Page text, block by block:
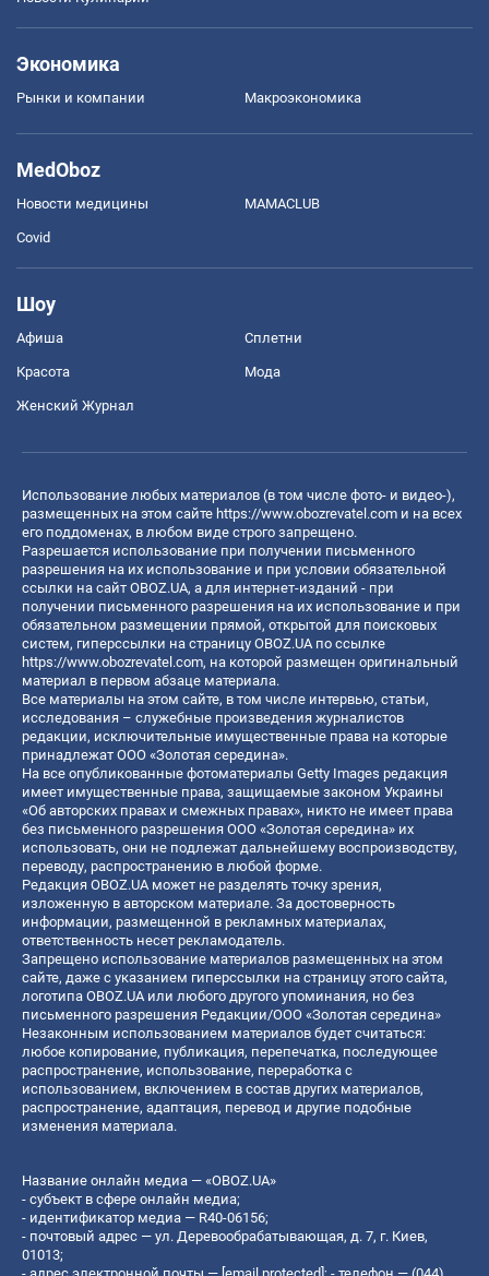
Экономика
Рынки и компании Mакроэкономика
MedOboz
Новости медицины MAMACLUB
Covid
Шоу
Афиша Сплетни
Красота Мода
Женский Журнал
Использование любых материалов (в том числе фото- и видео-),
размещенных на этом сайте https://www.obozrevatel.com и на всех
его поддоменах, в любом виде строго запрещено.
Разрешается использование при получении письменного
разрешения на их использование и при условии обязательной
ссылки на сайт OBOZ.UA, а для интернет-изданий - при
получении письменного разрешения на их использование и при
обязательном размещении прямой, открытой для поисковых
систем, гиперссылки на страницу OBOZ.UA по ссылке
https://www.obozrevatel.com, на которой размещен оригинальный
материал в первом абзаце материала.
Все материалы на этом сайте, в том числе интервью, статьи,
исследования – служебные произведения журналистов
редакции, исключительные имущественные права на которые
принадлежат ООО «Золотая середина».
На все опубликованные фотоматериалы Getty Images редакция
имеет имущественные права, защищаемые законом Украины
«Об авторских правах и смежных правах», никто не имеет права
без письменного разрешения ООО «Золотая середина» их
использовать, они не подлежат дальнейшему воспроизводству,
переводу, распространению в любой форме.
Редакция OBOZ.UA может не разделять точку зрения,
изложенную в авторском материале. За достоверность
информации, размещенной в рекламных материалах,
ответственность несет рекламодатель.
Запрещено использование материалов размещенных на этом
сайте, даже с указанием гиперссылки на страницу этого сайта,
логотипа OBOZ.UA или любого другого упоминания, но без
письменного разрешения Редакции/ООО «Золотая середина»
Незаконным использованием материалов будет считаться:
любое копирование, публикация, перепечатка, последующее
распространение, использование, переработка с
использованием, включением в состав других материалов,
распространение, адаптация, перевод и другие подобные
изменения материала.
Название онлайн медиа — «OBOZ.UA»
- субъект в сфере онлайн медиа;
- идентификатор медиа — R40-06156;
- почтовый адрес — ул. Деревообрабатывающая, д. 7, г. Киев,
01013;